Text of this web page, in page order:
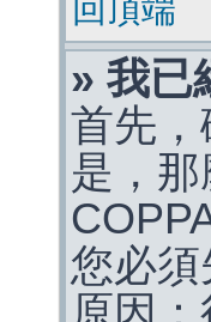
回頂端
» 我已
首先
是，
您必
原因